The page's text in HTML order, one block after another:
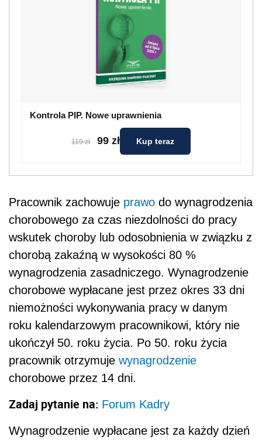
Kontrola PIP. Nowe uprawnienia
119 zł 99 zł Kup teraz
Pracownik zachowuje prawo do wynagrodzenia
chorobowego za czas niezdolności do pracy
wskutek choroby lub odosobnienia w związku z
chorobą zakaźną w wysokości 80 %
wynagrodzenia zasadniczego. Wynagrodzenie
chorobowe wypłacane jest przez okres 33 dni
niemożności wykonywania pracy w danym
roku kalendarzowym pracownikowi, który nie
ukończył 50. roku życia. Po 50. roku życia
pracownik otrzymuje wynagrodzenie
chorobowe przez 14 dni.
Zadaj pytanie na: Forum Kadry
Wynagrodzenie wypłacane jest za każdy dzień